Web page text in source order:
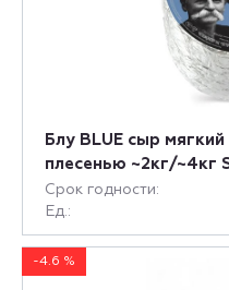
Блу BLUE сыр
плесенью ~2кг/~4кг
Срок годности:
Ед.:
-4.6 %